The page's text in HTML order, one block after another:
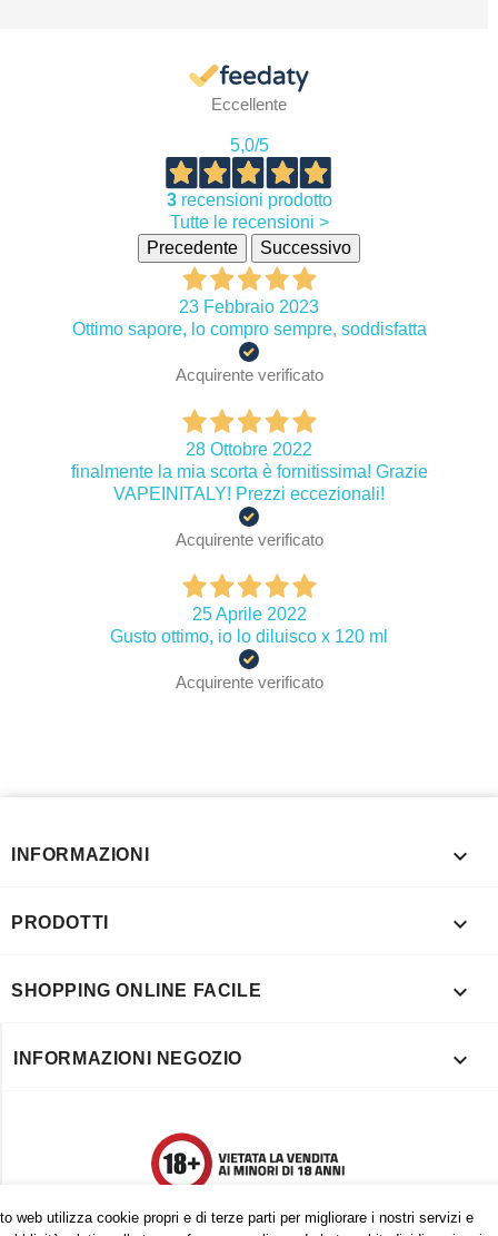
Eccellente
5,0/5
3recensioni prodotto
Tutte le recensioni >
Precedente
Successivo
23 Febbraio 2023
Ottimo sapore, lo compro sempre, soddisfatta
Acquirente verificato
28 Ottobre 2022
finalmente la mia scorta è fornitissima! Grazie
VAPEINITALY! Prezzi eccezionali!
Acquirente verificato
25 Aprile 2022
Gusto ottimo, io lo diluisco x 120 ml
Acquirente verificato
web utilizza cookie propri e di terze parti per migliorare i nostri servizi e
INFORMAZIONI 
PRODOTTI 
SHOPPING ONLINE FACILE 
INFORMAZIONI NEGOZIO 